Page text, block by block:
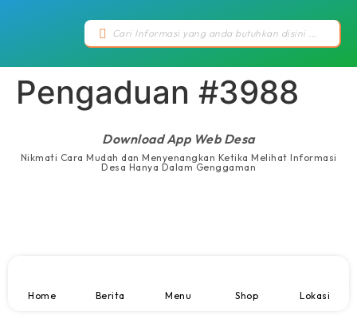
Pengaduan #3988
Download App Web Desa
Nikmati Cara Mudah dan Menyenangkan Ketika Melihat Informasi
Desa Hanya Dalam Genggaman
Home Berita Menu Shop Lokasi